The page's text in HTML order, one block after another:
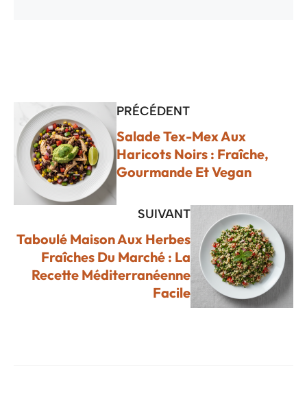
PRÉCÉDENT
Salade Tex-Mex Aux
Haricots Noirs : Fraîche,
Gourmande Et Vegan
SUIVANT
Taboulé Maison Aux Herbes
Fraîches Du Marché : La
Recette Méditerranéenne
Facile